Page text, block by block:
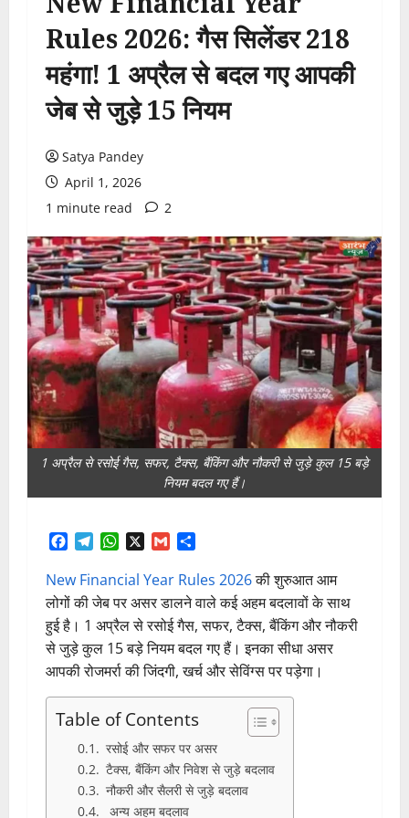
Rules 2026: गैस सिलेंडर ₹218
महंगा! 1 अप्रैल से बदल गए आपकी
जेब से जुड़े 15 नियम
Satya Pandey
April 1, 2026
1 minute read
2
1 अप्रैल से रसोई गैस, सफर, टैक्स, बैंकिंग और नौकरी से जुड़े कुल 15 बड़े
नियम बदल गए हैं।
Facebook
TelegramWhatsAppGmail
New Financial Year Rules 2026की शुरुआत आम
लोगों की जेब पर असर डालने वाले कई अहम बदलावों के साथ
हुई है। 1 अप्रैल से रसोई गैस, सफर, टैक्स, बैंकिंग और नौकरी
से जुड़े कुल 15 बड़े नियम बदल गए हैं। इनका सीधा असर
आपकी रोजमर्रा की जिंदगी, खर्च और सेविंग्स पर पड़ेगा।
Table of Contents
रसोई और सफर पर असर
टैक्स, बैंकिंग और निवेश से जुड़े बदलाव
नौकरी और सैलरी से जुड़े बदलाव
अन्य अहम बदलाव